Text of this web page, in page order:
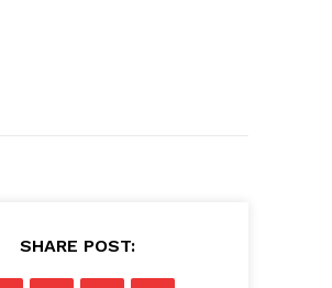
SHARE POST: